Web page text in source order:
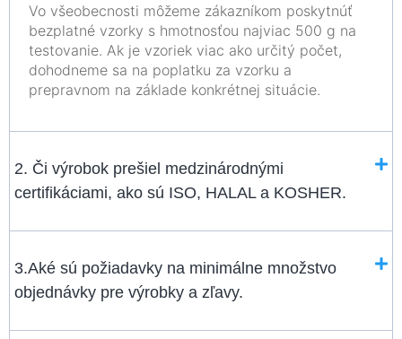
Vo všeobecnosti môžeme zákazníkom poskytnúť
bezplatné vzorky s hmotnosťou najviac 500 g na
testovanie. Ak je vzoriek viac ako určitý počet,
dohodneme sa na poplatku za vzorku a
prepravnom na základe konkrétnej situácie.
2. Či výrobok prešiel medzinárodnými
certifikáciami, ako sú ISO, HALAL a KOSHER.
3.Aké sú požiadavky na minimálne množstvo
objednávky pre výrobky a zľavy.